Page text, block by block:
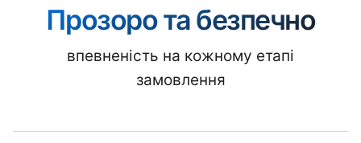
Прозоро та безпечно
впевненість на кожному етапі
замовлення